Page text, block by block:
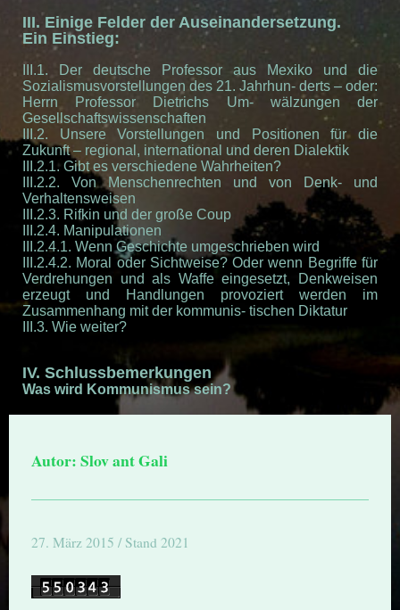
III. Einige Felder der Auseinandersetzung.
Ein Einstieg:
III.1. Der deutsche Professor aus Mexiko und die
Sozialismusvorstellungen des 21. Jahrhun- derts – oder:
Herrn Professor Dietrichs Um- wälzungen der
Gesellschaftswissenschaften
III.2. Unsere Vorstellungen und Positionen für die
Zukunft – regional, international und deren Dialektik
III.2.1. Gibt es verschiedene Wahrheiten?
III.2.2. Von Menschenrechten und von Denk- und
Verhaltensweisen
III.2.3. Rifkin und der große Coup
III.2.4. Manipulationen
III.2.4.1. Wenn Geschichte umgeschrieben wird
III.2.4.2. Moral oder Sichtweise? Oder wenn Begriffe für
Verdrehungen und als Waffe eingesetzt, Denkweisen
erzeugt und Handlungen provoziert werden im
Zusammenhang mit der kommunis- tischen Diktatur
III.3. Wie weiter?
IV. Schlussbemerkungen
Was wird Kommunismus sein?
Autor: Slov ant Gali
27. März 2015 / Stand 2021